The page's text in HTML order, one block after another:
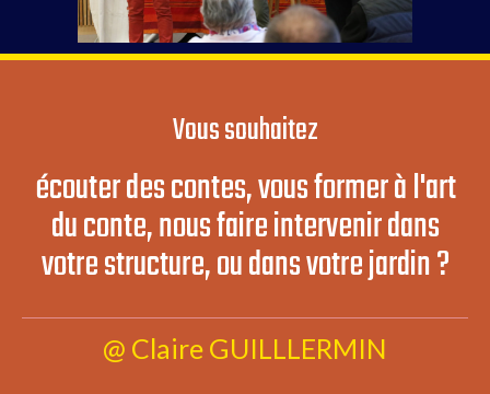
Vous souhaitez
écouter des contes, vous former à l'art
du conte, nous faire intervenir dans
votre structure, ou dans votre jardin ?
@ Claire GUILLLERMIN